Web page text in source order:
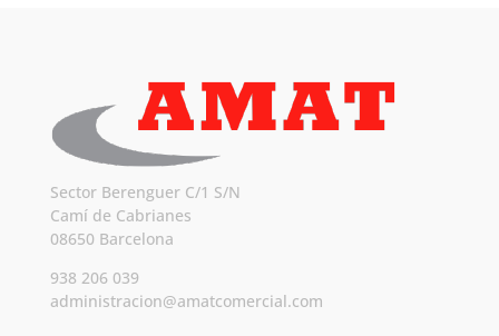
Sector Berenguer C/1 S/N
Camí de Cabrianes
08650 Barcelona
938 206 039
administracion@amatcomercial.com